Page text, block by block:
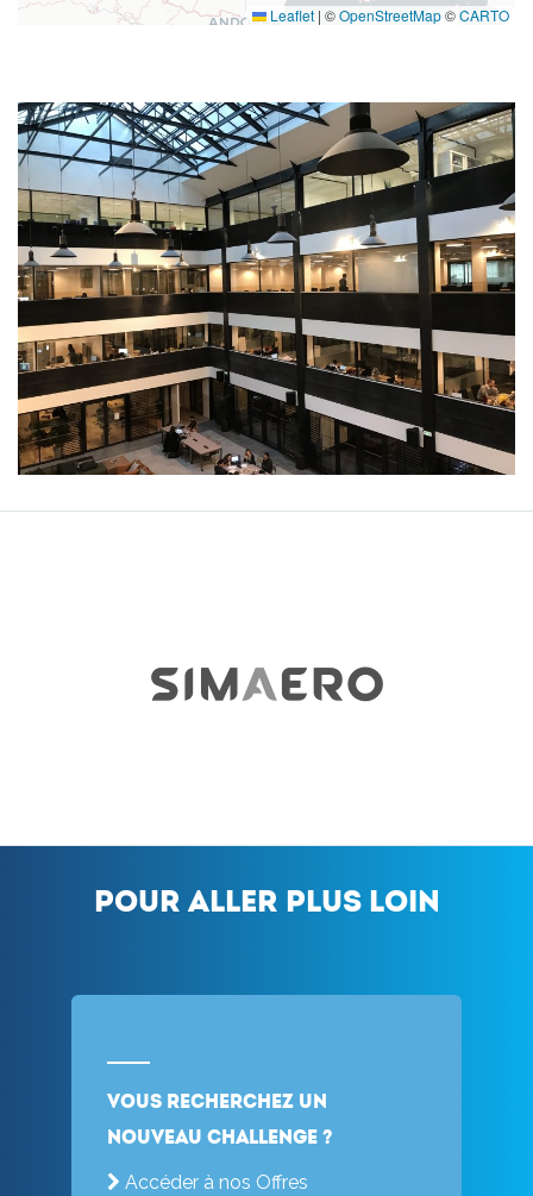
Leaflet | ©OpenStreetMap©CARTO
Pour aller plus loin
Vous recherchez un
nouveau challenge ?
Accéder à nos Offres